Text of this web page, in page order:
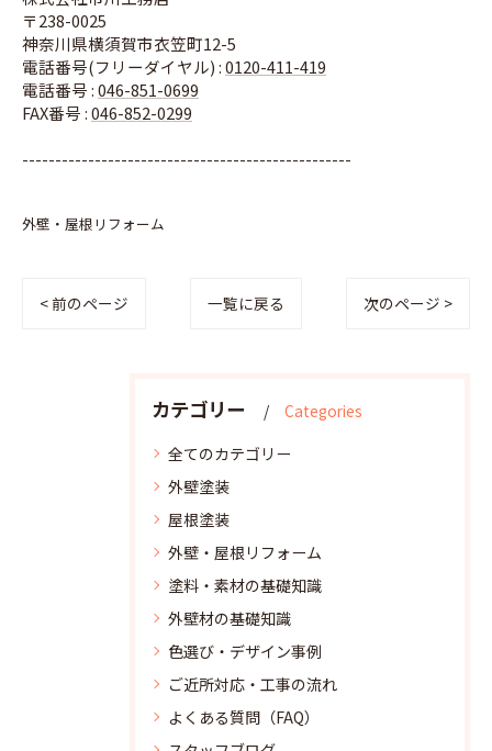
〒238-0025
神奈川県横須賀市衣笠町12-5
電話番号(フリーダイヤル) :0120-411-419
電話番号 :046-851-0699
FAX番号 :046-852-0299
--------------------------------------------------
外壁・屋根リフォーム
< 前のページ 一覧に戻る 次のページ >
カテゴリー
Categories
全てのカテゴリー
外壁塗装
屋根塗装
外壁・屋根リフォーム
塗料・素材の基礎知識
外壁材の基礎知識
色選び・デザイン事例
ご近所対応・工事の流れ
よくある質問（FAQ）